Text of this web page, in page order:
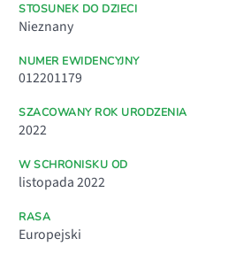
NUMER EWIDENCYJNY
012201179
SZACOWANY ROK URODZENIA
2022
W SCHRONISKU OD
listopada 2022
RASA
Europejski
STOSUNEK DO DZIECI
Nieznany